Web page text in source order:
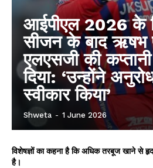
आईपीएल 2026 के
सीजन के बाद ऋषभ
एलएसजी की
दिया: ‘उन्होंने
स्वीकार किया’
Shweta - 1 June 2026
विशेषज्ञों का कहना है कि अधिक तरबूज खाने से
है।